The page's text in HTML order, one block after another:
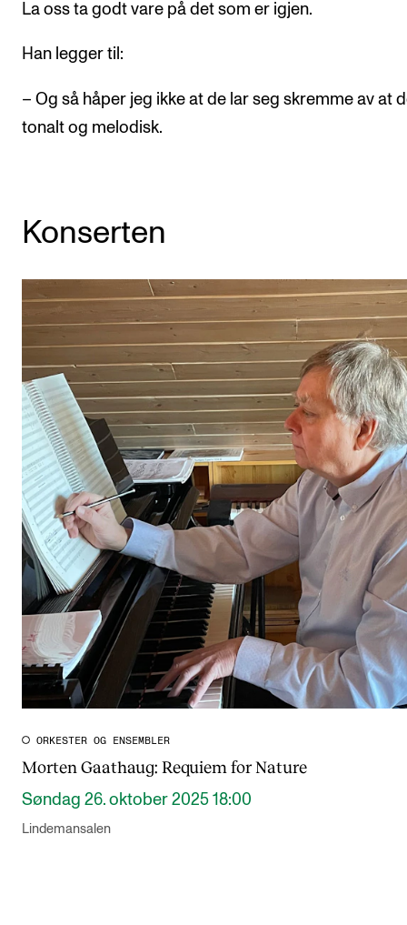
La oss ta godt vare på det som er igjen.
Han legger til:
– Og så håper jeg ikke at de lar seg skremme av at
tonalt og melodisk.
Konserten
ORKESTER OG ENSEMBLER
Morten Gaathaug: Requiem for Nature
Søndag 26. oktober 2025 18:00
Lindemansalen